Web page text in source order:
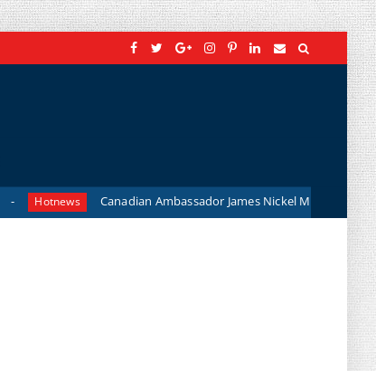
Canadian Ambassador James Nickel Meets General Phan Van